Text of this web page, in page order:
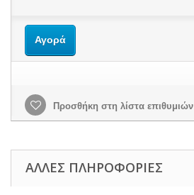
Αγορά
Προσθήκη στη λίστα επιθυμιών
ΆΛΛΕΣ ΠΛΗΡΟΦΟΡΊΕΣ